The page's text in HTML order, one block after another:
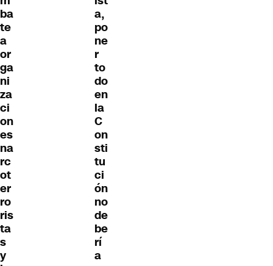
ba
te
a
or
ga
ni
za
ci
on
es
na
rc
ot
er
ro
ris
ta
s
y
a,
po
ne
r
to
do
en
la
C
on
sti
tu
ci
ón
no
de
be
rí
a